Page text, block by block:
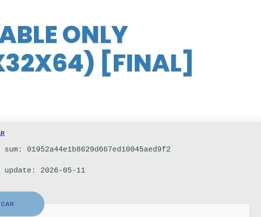
ONLY
[FINAL]
sum: 01952a44e1b8629d667ed10045aed9f2
update: 2026-05-11